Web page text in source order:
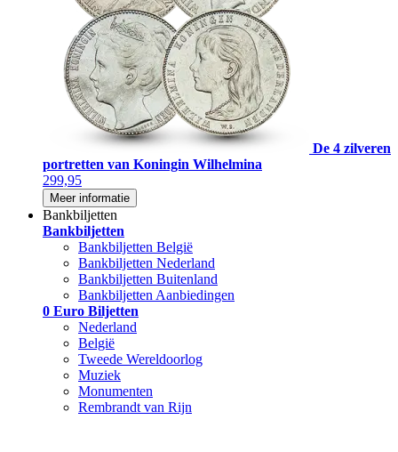
De 4 zilveren
portretten van Koningin Wilhelmina
299,95
Meer informatie
Bankbiljetten
Bankbiljetten
Bankbiljetten België
Bankbiljetten Nederland
Bankbiljetten Buitenland
Bankbiljetten Aanbiedingen
0 Euro Biljetten
Nederland
België
Tweede Wereldoorlog
Muziek
Monumenten
Rembrandt van Rijn